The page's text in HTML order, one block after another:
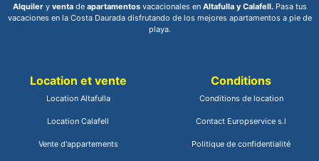
Alquilery ventade apartamentosvacacionales en Altafulla y Calafell. Pasa tus
vacaciones en la Costa Daurada disfrutando de los mejores apartamentos a pie de
playa.
Location et vente
Location Altafulla
Location Calafell
Vente d'appartements
Conditions
Conditions de location
Contact Europservice s.l
Politique de confidentialité